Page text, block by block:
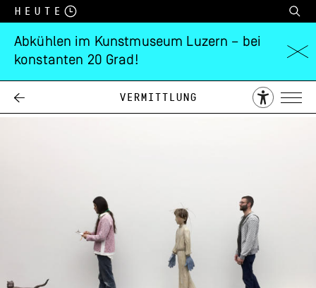
Heute
Abkühlen im Kunstmuseum Luzern – bei
konstanten 20 Grad!
Vermittlung
HOCHSCHULEN